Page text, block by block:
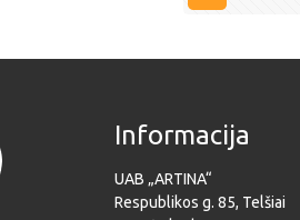
Informacija
UAB „ARTINA“
Respublikos g. 85, Telšiai